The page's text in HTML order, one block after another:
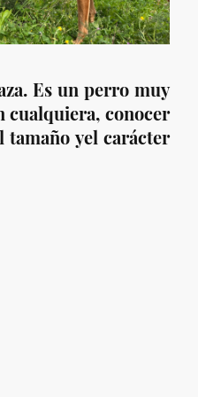
Es un perro muy
cualquiera, conocer
tamaño yel carácter